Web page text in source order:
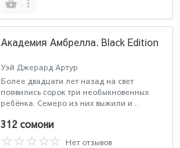
Академия Амбрелла. Black Edition
Уэй Джерард Артур
Более двадцати лет назад на свет
появились сорок три необыкновенных
ребёнка. Семеро из них выжили и ..
312 сомони
Нет отзывов